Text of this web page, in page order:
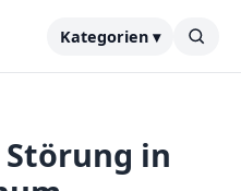
Kategorien ▾
Störung in